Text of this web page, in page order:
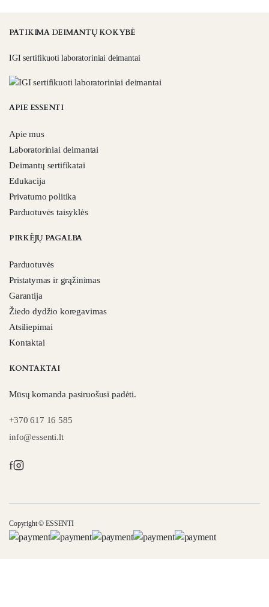
PATIKIMA DEIMANTŲ KOKYBĖ
IGI sertifikuoti laboratoriniai deimantai
APIE ESSENTI
Apie mus
Laboratoriniai deimantai
Deimantų sertifikatai
Edukacija
Privatumo politika
Parduotuvės taisyklės
PIRKĖJŲ PAGALBA
Parduotuvės
Pristatymas ir grąžinimas
Garantija
Žiedo dydžio koregavimas
Atsiliepimai
Kontaktai
KONTAKTAI
Mūsų komanda pasiruošusi padėti.
+370 617 16 585
info@essenti.lt
f
Copyright © ESSENTI